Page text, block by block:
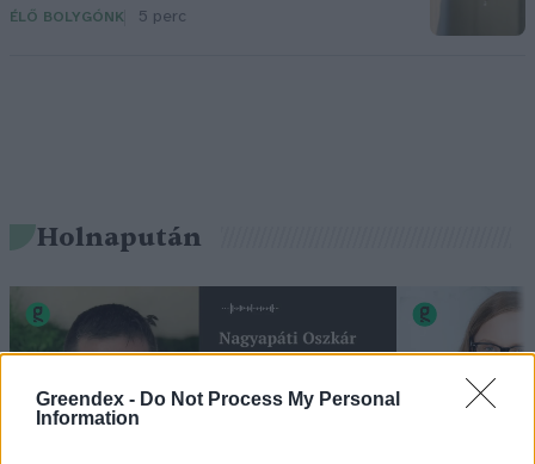
Greendex - Do Not Process My Personal
Information
ÉLŐ BOLYGÓNK 5 perc
Holnapután